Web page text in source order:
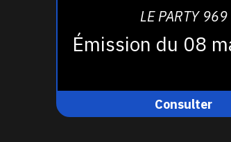
LE PARTY 969
Émission du 08
Consulter